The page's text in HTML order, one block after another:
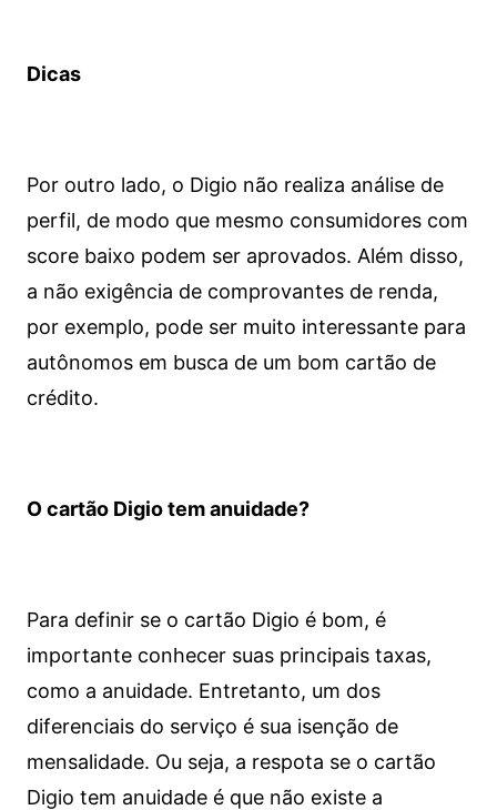
Dicas
Por outro lado, o Digio não realiza análise de
perfil, de modo que mesmo consumidores com
score baixo podem ser aprovados. Além disso,
a não exigência de comprovantes de renda,
por exemplo, pode ser muito interessante para
autônomos em busca de um bom cartão de
crédito.
O cartão Digio tem anuidade?
Para definir se o cartão Digio é bom, é
importante conhecer suas principais taxas,
como a anuidade. Entretanto, um dos
diferenciais do serviço é sua isenção de
mensalidade. Ou seja, a respota se o cartão
Digio tem anuidade é que não existe a